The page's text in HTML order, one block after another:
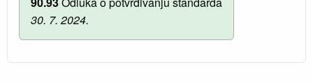
30. 7. 2024.